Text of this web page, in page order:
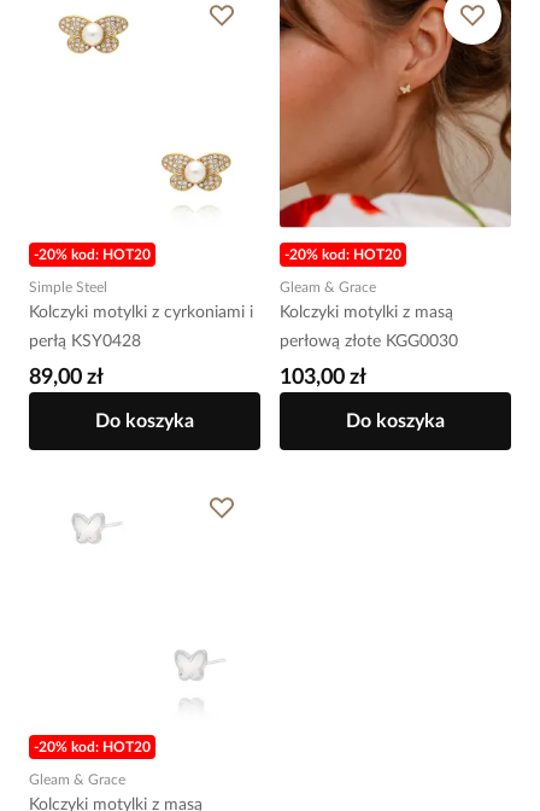
-20% kod: HOT20
Simple Steel
Kolczyki motylki z cyrkoniami i
perłą KSY0428
89,00 zł
Do koszyka
-20% kod: HOT20
Gleam & Grace
Kolczyki motylki z masą
perłową złote KGG0030
103,00 zł
Do koszyka
-20% kod: HOT20
Gleam & Grace
Kolczyki motylki z masą